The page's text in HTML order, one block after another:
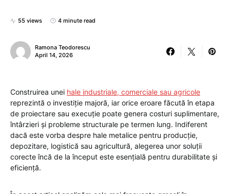
55 views 4 minute read
Ramona Teodorescu
April 14, 2026
Construirea unei hale industriale, comerciale sau agricole
reprezintă o investiție majoră, iar orice eroare făcută în etapa
de proiectare sau execuție poate genera costuri suplimentare,
întârzieri și probleme structurale pe termen lung. Indiferent
dacă este vorba despre hale metalice pentru producție,
depozitare, logistică sau agricultură, alegerea unor soluții
corecte încă de la început este esențială pentru durabilitate și
eficiență.